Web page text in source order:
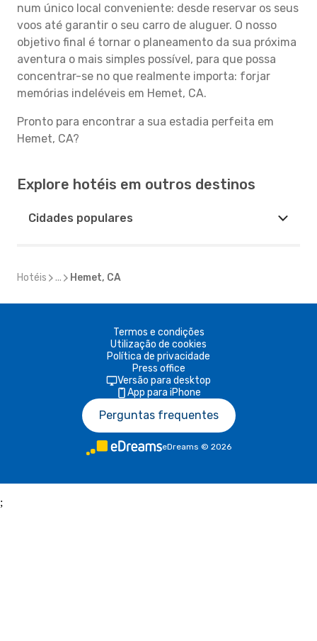
num único local conveniente: desde reservar os seus
voos até garantir o seu carro de aluguer. O nosso
objetivo final é tornar o planeamento da sua próxima
aventura o mais simples possível, para que possa
concentrar-se no que realmente importa: forjar
memórias indeléveis em Hemet, CA.
Pronto para encontrar a sua estadia perfeita em
Hemet, CA?
Explore hotéis em outros destinos
Cidades populares
Hotéis ... Hemet, CA
Termos e condições
Utilização de cookies
Política de privacidade
Press office
Versão para desktop
App para iPhone
Perguntas frequentes
eDreams © 2026
;